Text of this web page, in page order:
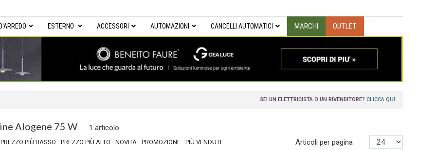
ESTERNO ACCESSORI AUTOMAZIONI CANCELLI AUTOMATICI MARCHI OUTLET
SEI UN ELETTRICISTA O UN RIVENDITORE?CLICCA QUI
Alogene 75 W
1 articolo
PREZZO PIÙ BASSO PREZZO PIÙ ALTO NOVITÀ PROMOZIONE PIÙ VENDUTI Articoli per pagina